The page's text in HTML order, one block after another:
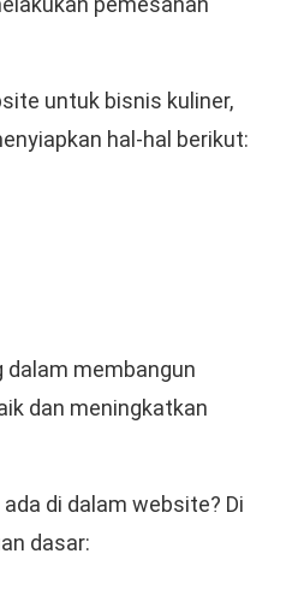
untuk bisnis kuliner,
hal-hal berikut:
membangun
dan meningkatkan
di dalam website? Di
dasar: